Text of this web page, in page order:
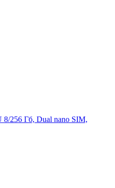
256 Гб, Dual nano SIM,